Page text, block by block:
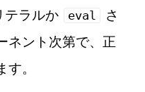
テラルか eval
さ
ネント次第で、正
。